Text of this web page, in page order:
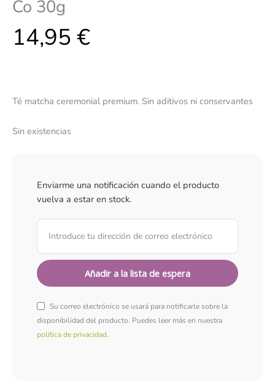
Co 30g
14,95 €
Té matcha ceremonial premium. Sin aditivos ni conservantes
Sin existencias
Enviarme una notificación cuando el producto
vuelva a estar en stock.
Su correo electrónico se usará para notificarle sobre la
disponibilidad del producto. Puedes leer más en nuestra
política de privacidad.